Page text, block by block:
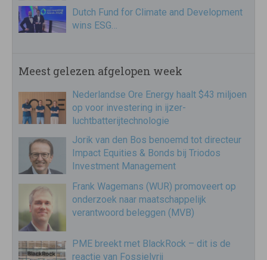
Dutch Fund for Climate and Development
wins ESG…
Meest gelezen afgelopen week
Nederlandse Ore Energy haalt $43 miljoen
op voor investering in ijzer-
luchtbatterijtechnologie
Jorik van den Bos benoemd tot directeur
Impact Equities & Bonds bij Triodos
Investment Management
Frank Wagemans (WUR) promoveert op
onderzoek naar maatschappelijk
verantwoord beleggen (MVB)
PME breekt met BlackRock – dit is de
reactie van Fossielvrij